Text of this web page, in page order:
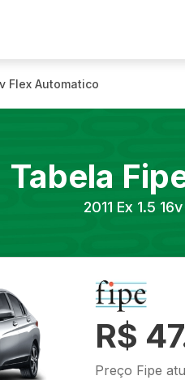
Flex Automatico
Tabela
2011 Ex 1.5
R$
Preço Fipe